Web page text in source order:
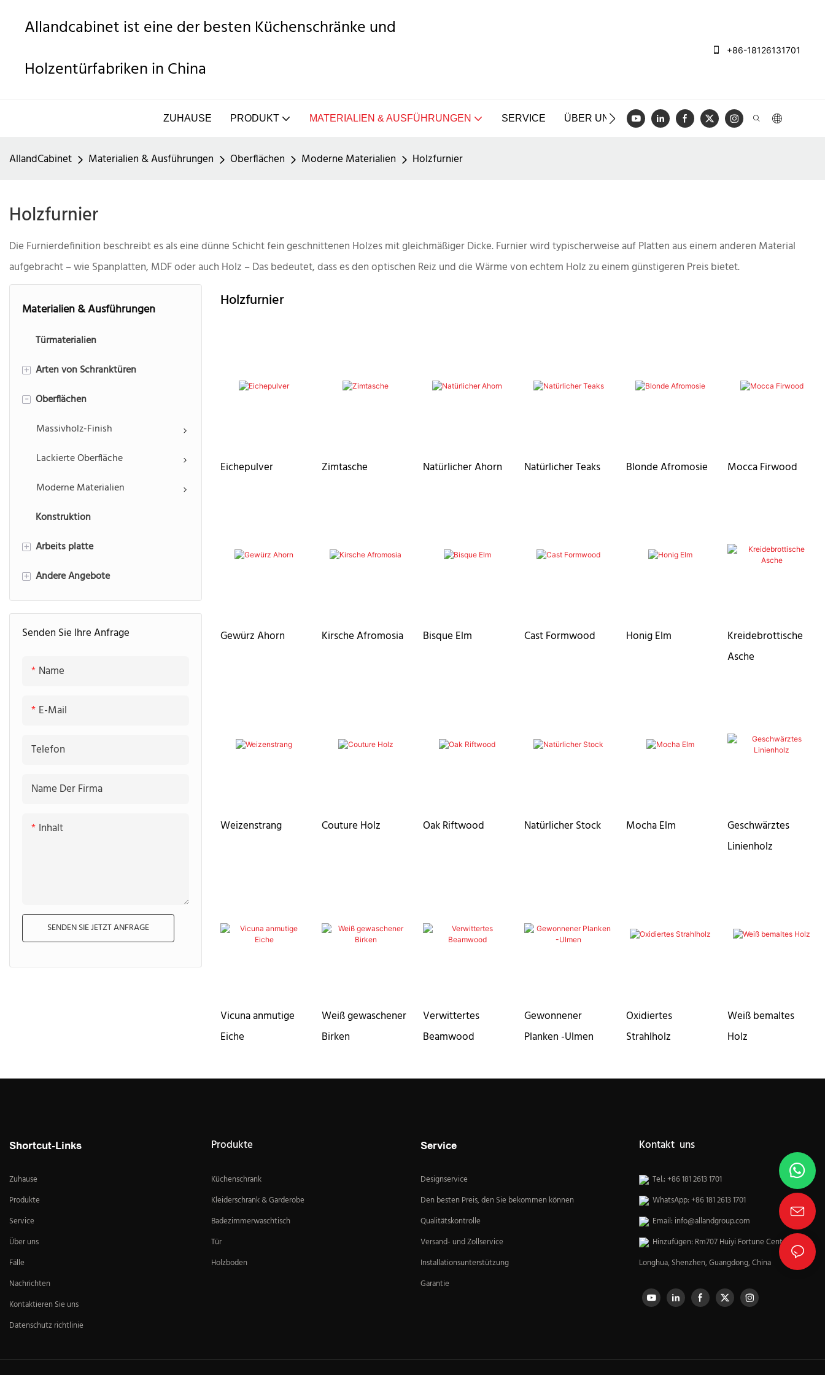
Allandcabinet ist eine der besten Küchenschränke und
Holzentürfabriken in China
+86-18126131701
ZUHAUSE PRODUKT MATERIALIEN & AUSFÜHRUNGEN SERVICE ÜBER UNS FÄLLE BLOGGEN VIDEO
AllandCabinet Materialien & Ausführungen Oberflächen Moderne Materialien Holzfurnier
Holzfurnier
Die Furnierdefinition beschreibt es als eine dünne Schicht fein geschnittenen Holzes mit gleichmäßiger Dicke. Furnier wird typischerweise auf Platten aus einem anderen Material
aufgebracht – wie Spanplatten, MDF oder auch Holz – Das bedeutet, dass es den optischen Reiz und die Wärme von echtem Holz zu einem günstigeren Preis bietet.
Materialien & Ausführungen
Türmaterialien
+ Arten von Schranktüren
Einbaupanel
Erhöhtes Panel
Shaker-Panel
Schlankes Shaker-Panel
Pfosten & Lamellentüren
Plattenplatte
Geriffelte Platte
- Oberflächen
Massivholz-Finish
Lackierte Oberfläche
Moderne Materialien
Konstruktion
+ Arbeits platte
Arbeitsplatte aus Quarzstein
Arbeitsplatte aus Marmor
Arbeitsplatte aus gesintertem
+ Andere Angebote
Speisekammer
Wäscherei
TV-Schrank
Senden Sie Ihre Anfrage
Name
E-Mail
Telefon
Name Der Firma
Inhalt
SENDEN SIE JETZT ANFRAGE
Holzfurnier
Eichepulver Zimtasche Natürlicher Ahorn Natürlicher Teaks Blonde Afromosie Mocca Firwood
Gewürz Ahorn Kirsche Afromosia Bisque Elm Cast Formwood Honig Elm
Kreidebrottische
Asche
Weizenstrang Couture Holz Oak Riftwood Natürlicher Stock Mocha Elm
Geschwärztes
Linienholz
Vicuna anmutige
Eiche
Weiß gewaschener
Birken
Verwittertes
Beamwood
Gewonnener
Planken -Ulmen
Oxidiertes
Strahlholz
Weiß bemaltes
Holz
Shortcut-Links
Zuhause
Produkte
Service
Über uns
Fälle
Nachrichten
Kontaktieren Sie uns
Datenschutz richtlinie
Produkte
Küchenschrank
Kleiderschrank & Garderobe
Badezimmerwaschtisch
Tür
Holzboden
Service
Designservice
Den besten Preis, den Sie bekommen können
Qualitätskontrolle
Versand- und Zollservice
Installationsunterstützung
Garantie
Kontakt uns
Tel.: +86 181 2613 1701
WhatsApp: +86 181 2613 1701
Email: info@allandgroup.com
Hinzufügen: Rm707 Huiyi Fortune Center,
Longhua, Shenzhen, Guangdong, China